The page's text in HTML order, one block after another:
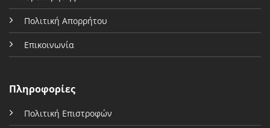
Πολιτική Απορρήτου
Επικοινωνία
Πληροφορίες
Πολιτική Επιστροφών